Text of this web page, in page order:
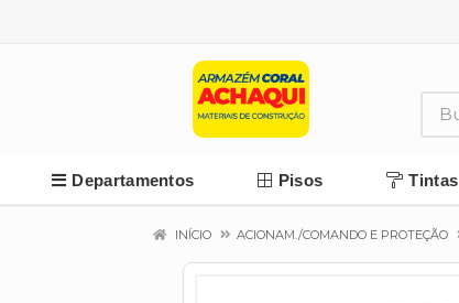
Departamentos Pisos Tintas
INÍCIO ACIONAM./COMANDO E PROTEÇÃO